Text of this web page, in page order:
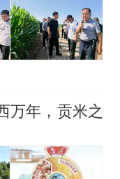
万年，贡米之